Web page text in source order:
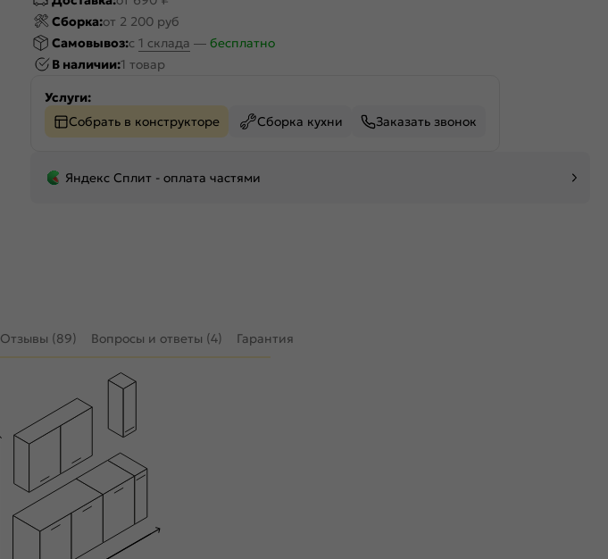
Сборка:от 2 200 руб
Самовывоз:c 1 склада — бесплатно
В наличии:1 товар
Услуги:
Собрать в конструкторе
Сборка кухни Заказать звонок
Яндекс Сплит - оплата частями
Отзывы (89) Вопросы и ответы (4) Гарантия